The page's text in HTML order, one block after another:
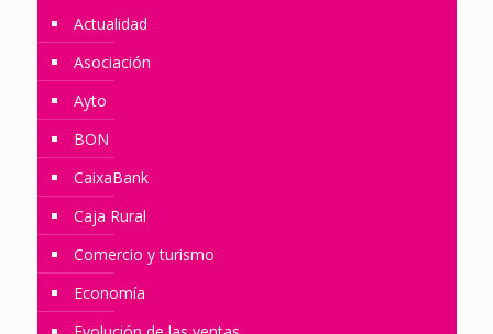
Actualidad
Asociación
Ayto
BON
CaixaBank
Caja Rural
Comercio y turismo
Economía